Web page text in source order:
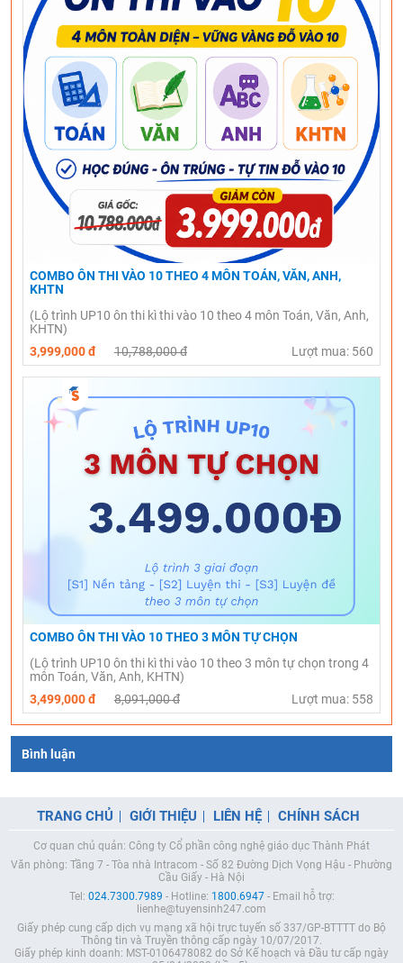
COMBO ÔN THI VÀO 10 THEO 4 MÔN TOÁN, VĂN, ANH,
KHTN
(Lộ trình UP10 ôn thi kì thi vào 10 theo 4 môn Toán, Văn, Anh,
KHTN)
3,999,000 đ
10,788,000 đ Lượt mua: 560
COMBO ÔN THI VÀO 10 THEO 3 MÔN TỰ CHỌN
(Lộ trình UP10 ôn thi kì thi vào 10 theo 3 môn tự chọn trong 4
môn Toán, Văn, Anh, KHTN)
3,499,000 đ
8,091,000 đ Lượt mua: 558
Bình luận
TRANG CHỦ GIỚI THIỆU LIÊN HỆ CHÍNH SÁCH
Cơ quan chủ quản: Công ty Cổ phần công nghệ giáo dục Thành Phát
Văn phòng: Tầng 7 - Tòa nhà Intracom - Số 82 Đường Dịch Vọng Hậu - Phường
Cầu Giấy - Hà Nội
Tel: 024.7300.7989 - Hotline: 1800.6947- Email hỗ trợ:
lienhe@tuyensinh247.com
Giấy phép cung cấp dịch vụ mạng xã hội trực tuyến số 337/GP-BTTTT do Bộ
Thông tin và Truyền thông cấp ngày 10/07/2017.
Giấy phép kinh doanh: MST-0106478082 do Sở Kế hoạch và Đầu tư cấp ngày